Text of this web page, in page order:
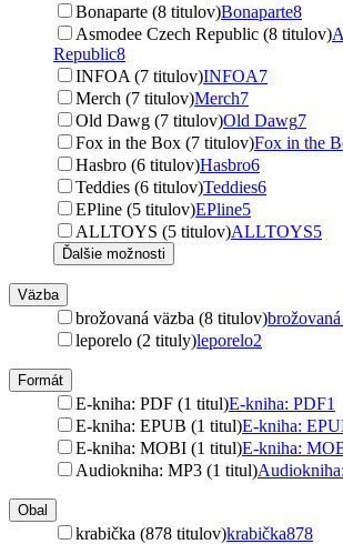
Bonaparte (8 titulov)Bonaparte8
Asmodee Czech Republic (8 titulov)
Republic8
INFOA (7 titulov)INFOA7
Merch (7 titulov)Merch7
Old Dawg (7 titulov)Old Dawg7
Fox in the Box (7 titulov)Fox in the
Hasbro (6 titulov)Hasbro6
Teddies (6 titulov)Teddies6
EPline (5 titulov)EPline5
ALLTOYS (5 titulov)ALLTOYS5
Ďalšie možnosti
Väzba
brožovaná väzba (8 titulov)
leporelo (2 tituly)leporelo2
Formát
E-kniha: PDF (1 titul)E-kniha: PDF1
E-kniha: EPUB (1 titul)E-kniha:
E-kniha: MOBI (1 titul)E-kniha:
Audiokniha: MP3 (1 titul)
Obal
krabička (878 titulov)krabička878